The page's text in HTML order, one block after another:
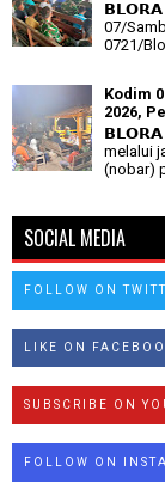
𝗕𝗟𝗢𝗥𝗔 (
07/
0721/
Kodim
2026,
𝗕𝗟𝗢𝗥𝗔 (
melalui
(nobar)
SOCIAL MEDIA
FOLLOW ON
LIKE ON
SUBSCRIBE ON
FOLLOW ON